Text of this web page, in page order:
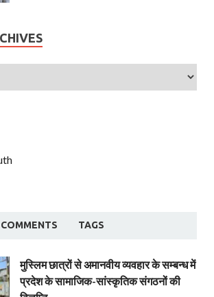
COMMENTS TAGS
मुस्लिम छात्रों से अमानवीय व्यवहार के सम्बन्ध में
प्रदेश के सामाजिक-सांस्कृतिक संगठनों की